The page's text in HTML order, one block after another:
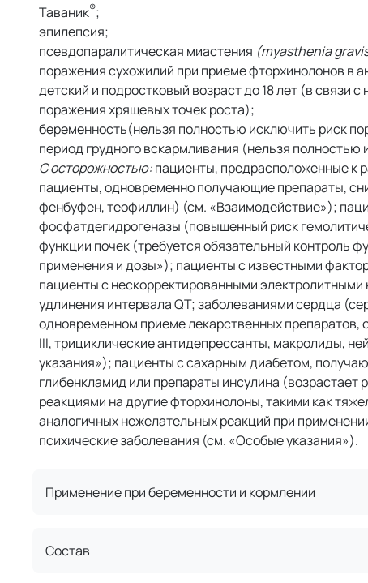
Таваник®;
эпилепсия;
псевдопаралитическая миастения (myasthenia
поражения сухожилий при приеме фторхинолонов в
детский и подростковый возраст до 18 лет (в связи
поражения хрящевых точек роста);
беременность(нельзя полностью исключить риск
период грудного вскармливания (нельзя
С осторожностью:пациенты, предрасположенные
пациенты, одновременно получающие препараты,
фенбуфен, теофиллин) (см. «Взаимодействие»);
фосфатдегидрогеназы (повышенный риск
функции почек (требуется обязательный контроль
применения и дозы»); пациенты с известными
пациенты с нескорректированными
удлинения интервала QT; заболеваниями сердца
одновременном приеме лекарственных препаратов,
III, трициклические антидепрессанты, макролиды,
указания»); пациенты с сахарным диабетом,
глибенкламид или препараты инсулина
реакциями на другие фторхинолоны, такими как
аналогичных нежелательных реакций при
психические заболевания (см. «Особые указания»).
Применение при беременности и кормлении
Состав